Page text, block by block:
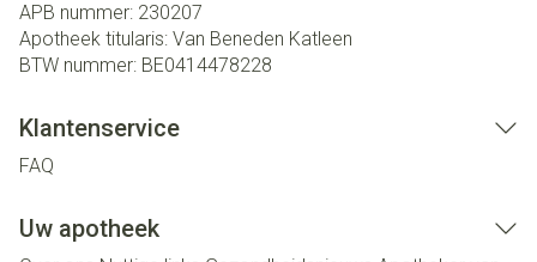
APB nummer: 230207
Apotheek titularis: Van Beneden Katleen
BTW nummer: BE0414478228
Klantenservice
FAQ
Uw apotheek